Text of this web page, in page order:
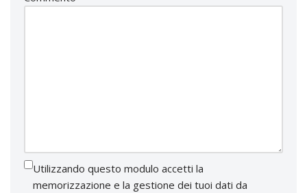
Utilizzando questo modulo accetti la
memorizzazione e la gestione dei tuoi dati da